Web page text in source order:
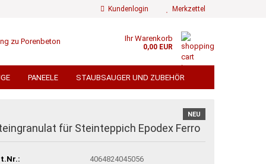
Kundenlogin Merkzettel
Ihr Warenkorb
0,00 EUR
PANEELE STAUBSAUGER UND ZUBEHÖR
UND SICHTSCHUTZ
NEU
für Steinteppich Epodex Ferro
4064824045056